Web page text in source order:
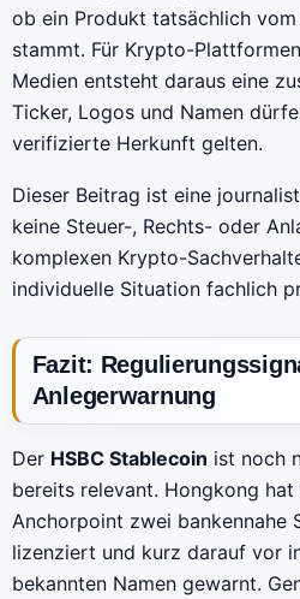
ob ein Produkt tatsächlich
stammt. Für Krypto-
Medien entsteht daraus eine
Ticker, Logos und Namen
verifizierte Herkunft gelten.
Dieser Beitrag ist eine
keine Steuer-, Rechts- oder
komplexen Krypto-
individuelle Situation fachlich
Fazit:
Anlegerwarnung
Der HSBC Stablecoin ist noch
bereits relevant. Hongkong hat
Anchorpoint zwei bankennahe
lizenziert und kurz darauf vor
bekannten Namen gewarnt.